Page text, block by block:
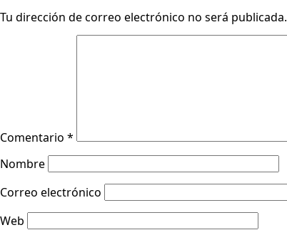
Tu dirección de correo electrónico no será publicada.
Comentario *
Nombre
Correo electrónico
Web